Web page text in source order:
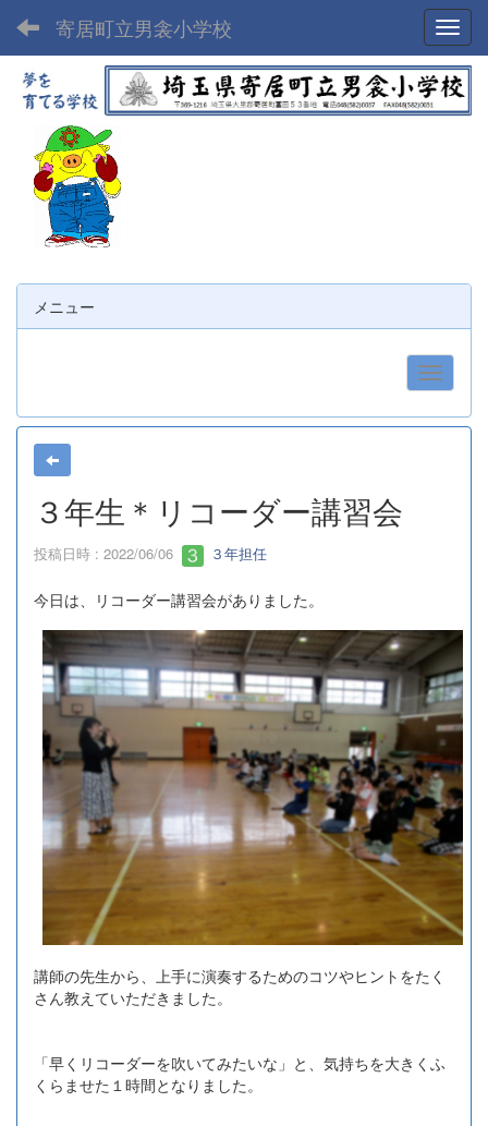
寄居町立男衾小学校
メニュー
３年生＊リコーダー講習会
投稿日時 : 2022/06/06 ３年担任
今日は、リコーダー講習会がありました。
講師の先生から、上手に演奏するためのコツやヒントをたく
さん教えていただきました。
「早くリコーダーを吹いてみたいな」と、気持ちを大きくふ
くらませた１時間となりました。